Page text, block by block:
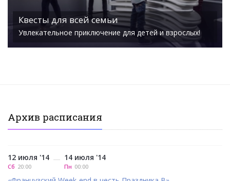
Квесты для всей семьи
Увлекательное приключение для детей и взрослых!
Архив расписания
12 июля '14
Сб 20:00
— 14 июля '14
Пн 00:00